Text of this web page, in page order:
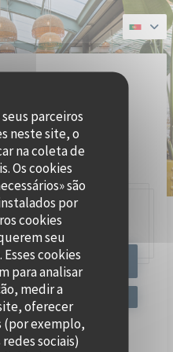
parceiros
neste site, o
na coleta de
Os cookies
são
por
cookies
seu
cookies
para analisar
medir a
oferecer
(por exemplo,
sociais)
nova janela))
92300 Levallois-Perret
MESA
*